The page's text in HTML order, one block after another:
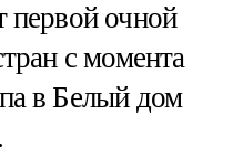
первой очной
с момента
в Белый дом